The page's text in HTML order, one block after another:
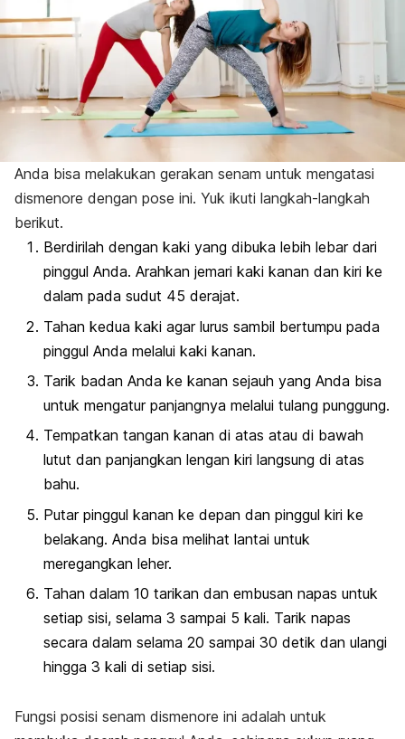
Anda bisa melakukan gerakan senam untuk mengatasi
dismenore dengan pose ini. Yuk ikuti langkah-langkah
berikut.
Berdirilah dengan kaki yang dibuka lebih lebar dari
pinggul Anda. Arahkan jemari kaki kanan dan kiri ke
dalam pada sudut 45 derajat.
Tahan kedua kaki agar lurus sambil bertumpu pada
pinggul Anda melalui kaki kanan.
Tarik badan Anda ke kanan sejauh yang Anda bisa
untuk mengatur panjangnya melalui tulang punggung.
Tempatkan tangan kanan di atas atau di bawah
lutut dan panjangkan lengan kiri langsung di atas
bahu.
Putar pinggul kanan ke depan dan pinggul kiri ke
belakang. Anda bisa melihat lantai untuk
meregangkan leher.
Tahan dalam 10 tarikan dan embusan napas untuk
setiap sisi, selama 3 sampai 5 kali. Tarik napas
secara dalam selama 20 sampai 30 detik dan ulangi
hingga 3 kali di setiap sisi.
Fungsi posisi senam dismenore ini adalah untuk